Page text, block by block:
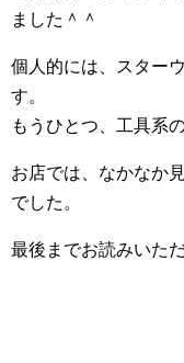
ました＾＾
個人的には、スター
す。
もうひとつ、工具系
お店では、なかなか
でした。
最後までお読みいた